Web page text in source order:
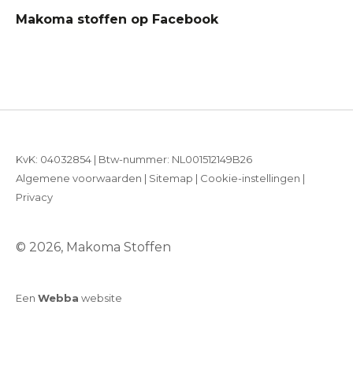
Makoma stoffen op Facebook
© 2026, Makoma Stoffen
KvK: 04032854 | Btw-nummer: NL001512149B26
Algemene voorwaarden | Sitemap | Cookie-instellingen |
Privacy
Een Webba website